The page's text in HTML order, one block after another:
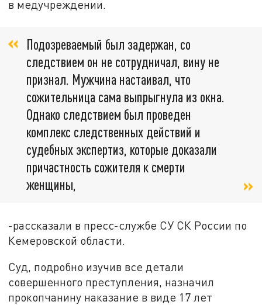
в медучреждении.
Подозреваемый был задержан, со
следствием он не сотрудничал, вину не
признал. Мужчина настаивал, что
сожительница сама выпрыгнула из окна.
Однако следствием был проведен
комплекс следственных действий и
судебных экспертиз, которые доказали
причастность сожителя к смерти
женщины,
-рассказали в пресс-службе СУ СК России по
Кемеровской области.
Суд, подробно изучив все детали
совершенного преступления, назначил
прокопчанину наказание в виде 17 лет